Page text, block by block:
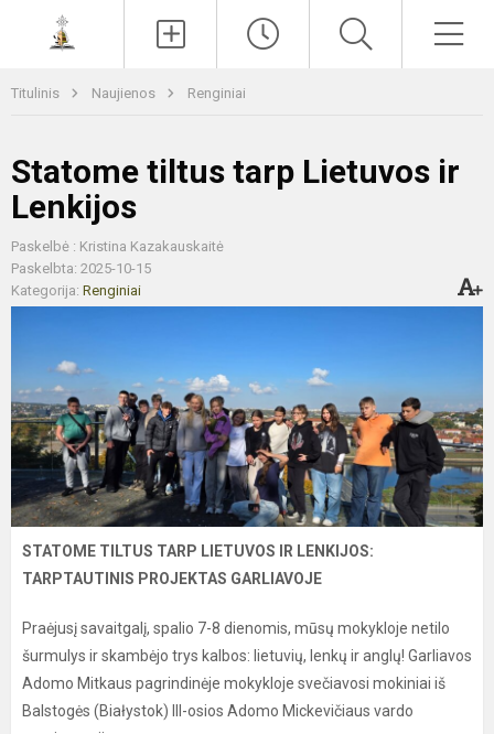
Titulinis Naujienos Renginiai
Statome tiltus tarp Lietuvos ir
Lenkijos
Paskelbė : Kristina Kazakauskaitė
Paskelbta: 2025-10-15
Kategorija: Renginiai
STATOME TILTUS TARP LIETUVOS IR LENKIJOS:
TARPTAUTINIS PROJEKTAS GARLIAVOJE
Praėjusį savaitgalį, spalio 7-8 dienomis, mūsų mokykloje netilo
šurmulys ir skambėjo trys kalbos: lietuvių, lenkų ir anglų! Garliavos
Adomo Mitkaus pagrindinėje mokykloje svečiavosi mokiniai iš
Balstogės (Białystok) III-osios Adomo Mickevičiaus vardo